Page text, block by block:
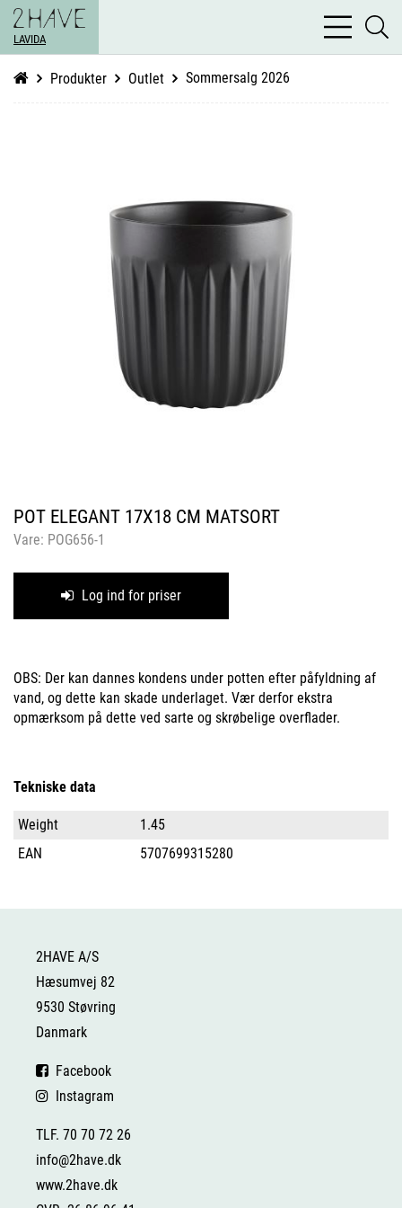
LAVIDA
bars
light
Produkter Outlet Sommersalg 2026
POT ELEGANT 17X18 CM MATSORT
Vare: POG656-1
Log ind for priser
OBS: Der kan dannes kondens under potten efter påfyldning af
vand, og dette kan skade underlaget. Vær derfor ekstra
opmærksom på dette ved sarte og skrøbelige overflader.
Tekniske data
Weight
1.45
EAN
5707699315280
2HAVE A/S
Hæsumvej 82
9530 Støvring
Danmark
Facebook
Instagram
TLF. 70 70 72 26
info@2have.dk
www.2have.dk